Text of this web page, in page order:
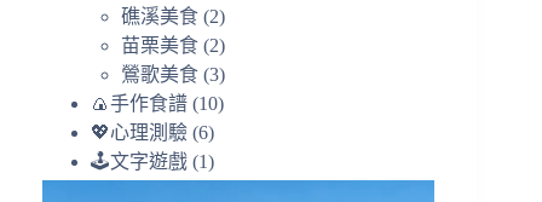
礁溪美食 (2)
苗栗美食 (2)
鶯歌美食 (3)
🍙手作食譜 (10)
💖心理測驗 (6)
🕹️文字遊戲 (1)